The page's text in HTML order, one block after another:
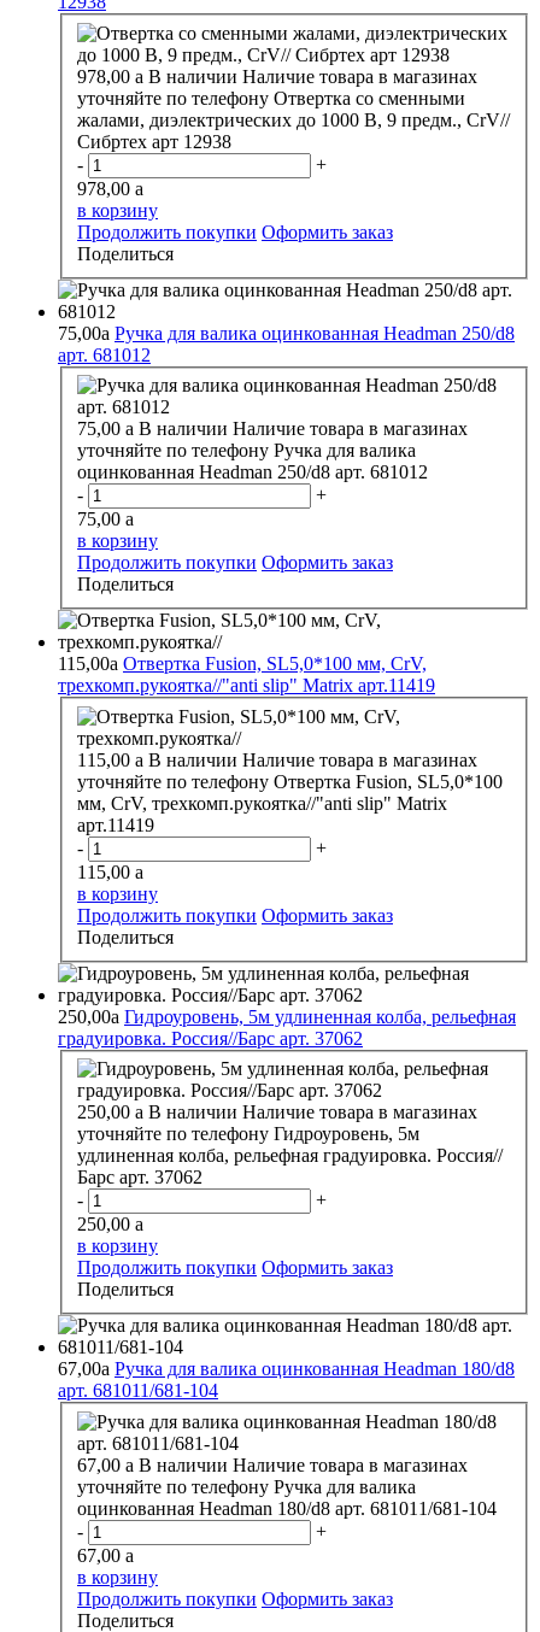
978,00 a В наличии Наличие товара в магазинах
уточняйте по телефону Отвертка со сменными
жалами, диэлектрических до 1000 В, 9 предм., CrV//
Сибртех арт 12938
-
+
978,00 a
в корзину
Продолжить покупки Оформить заказ
Поделиться
75,00a Ручка для валика оцинкованная Headman 250/d8
арт. 681012
75,00 a В наличии Наличие товара в магазинах
уточняйте по телефону Ручка для валика
оцинкованная Headman 250/d8 арт. 681012
-
+
75,00 a
в корзину
Продолжить покупки Оформить заказ
Поделиться
115,00a Отвертка Fusion, SL5,0*100 мм, CrV,
трехкомп.рукоятка//"anti slip" Matrix арт.11419
115,00 a В наличии Наличие товара в магазинах
уточняйте по телефону Отвертка Fusion, SL5,0*100
мм, CrV, трехкомп.рукоятка//"anti slip" Matrix
арт.11419
-
+
115,00 a
в корзину
Продолжить покупки Оформить заказ
Поделиться
250,00a Гидроуровень, 5м удлиненная колба, рельефная
градуировка. Россия//Барс арт. 37062
250,00 a В наличии Наличие товара в магазинах
уточняйте по телефону Гидроуровень, 5м
удлиненная колба, рельефная градуировка. Россия//
Барс арт. 37062
-
+
250,00 a
в корзину
Продолжить покупки Оформить заказ
Поделиться
67,00a Ручка для валика оцинкованная Headman 180/d8
арт. 681011/681-104
67,00 a В наличии Наличие товара в магазинах
уточняйте по телефону Ручка для валика
оцинкованная Headman 180/d8 арт. 681011/681-104
-
+
67,00 a
в корзину
Продолжить покупки Оформить заказ
Поделиться